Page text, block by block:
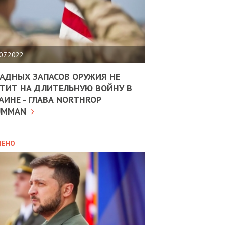
ЗАПАСОВ ОРУЖИЯ НЕ
НА ДЛИТЕЛЬНУЮ ВОЙНУ В
- ГЛАВА NORTHROP
10.02.2025